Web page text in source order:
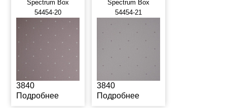
Spectrum Box
54454-20
3840
Подробнее
Spectrum Box
54454-21
3840
Подробнее